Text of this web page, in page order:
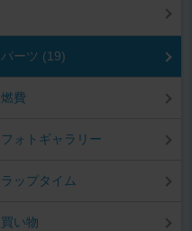
パーツ (19)
燃費
フォトギャラリー
ラップタイム
買い物